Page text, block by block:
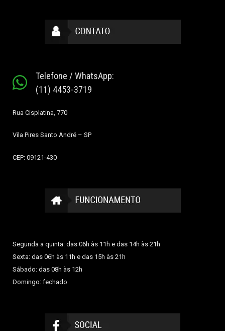
Telefone / WhatsApp:
(11) 4453-3719
Rua Cisplatina, 770
Vila Pires Santo André – SP
CEP: 09121-430
Segunda a quinta: das 06h às 11h e das 14h às 21h
Sexta: das 06h às 11h e das 15h às 21h
Sábado: das 08h às 12h
Domingo: fechado